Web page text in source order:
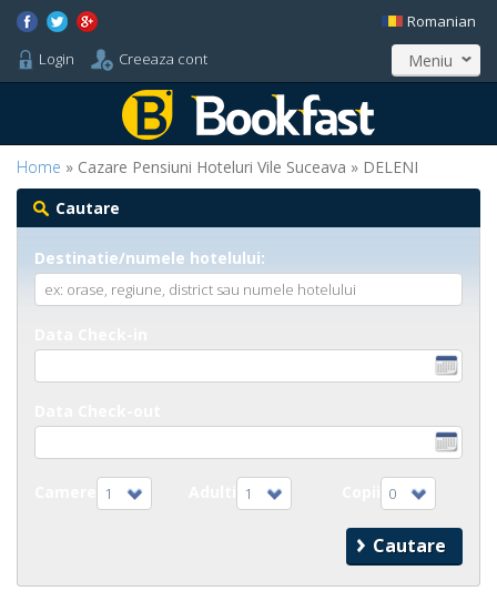
Login Creeaza cont
Romanian
Meniu
Home » Cazare Pensiuni Hoteluri Vile Suceava » DELENI
Cautare
Destinatie/numele hotelului:
1 1 0